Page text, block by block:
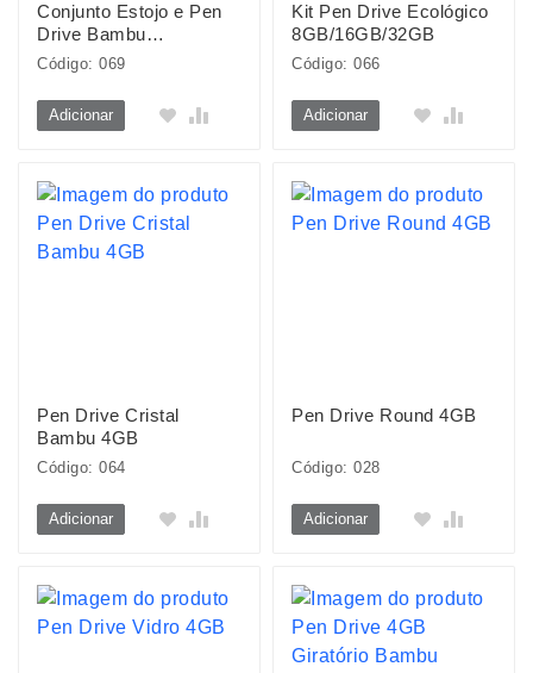
Conjunto Estojo e Pen
Drive Bambu
4GB/8GB/16GB/32GB
Código: 069
Adicionar
Kit Pen Drive Ecológico
8GB/16GB/32GB
Código: 066
Adicionar
Pen Drive Cristal
Bambu 4GB
Código: 064
Adicionar
Pen Drive Round 4GB
Código: 028
Adicionar